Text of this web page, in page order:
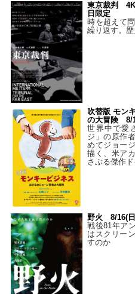
東京裁判
日限定
時を超えて
繰り返す。歴
吹替版 モン
の大冒険 8/
世界中で愛
ジ」の原作
めてジョー
描く、米ア
さぶる傑作
野火 8/16(
戦後81年ア
はスクリー
すのか